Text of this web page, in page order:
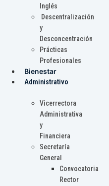
Inglés
Descentralización
y
Desconcentración
Prácticas
Profesionales
Bienestar
Administrativo
Vicerrectora
Administrativa
y
Financiera
Secretaría
General
Convocatoria
Rector